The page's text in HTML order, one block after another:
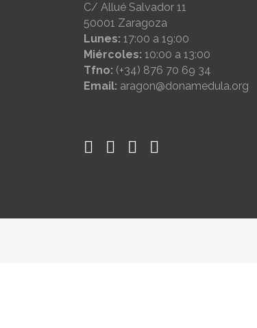
C/ Allué Salvador 11
50001 Zaragoza
Lunes: 17:00 a 19:00
Miércoles: 10:00 a 13:00
Tfno: (+34) 876 70 69 34
Email: aragon@donamedula.org